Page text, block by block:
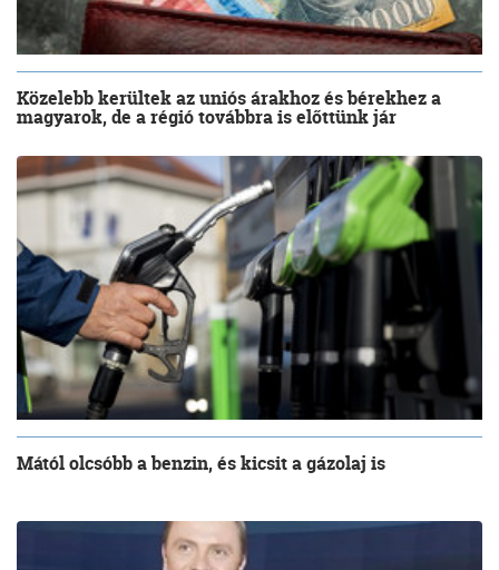
Közelebb kerültek az uniós árakhoz és bérekhez a
magyarok, de a régió továbbra is előttünk jár
Mától olcsóbb a benzin, és kicsit a gázolaj is